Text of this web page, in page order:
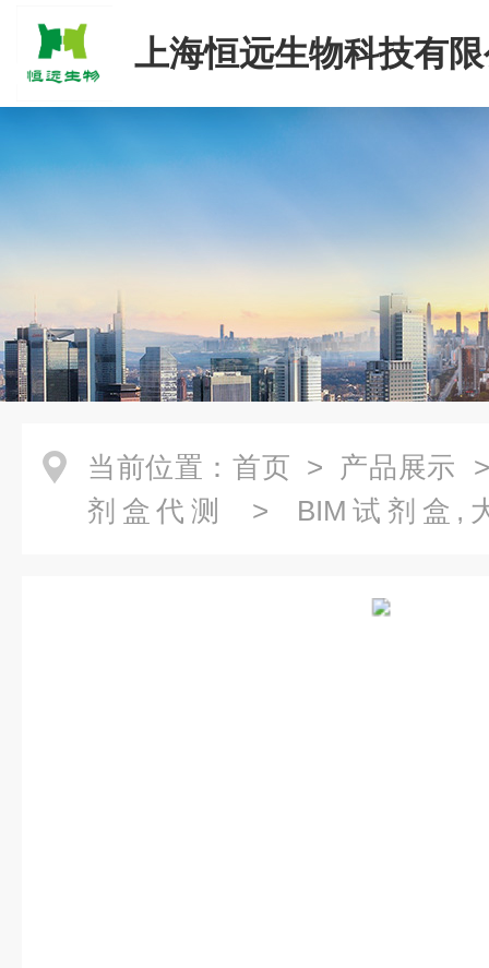
上海恒远生物科技有
当前位置： 首页 > 产品展示
剂盒代测
> BIM试剂盒,